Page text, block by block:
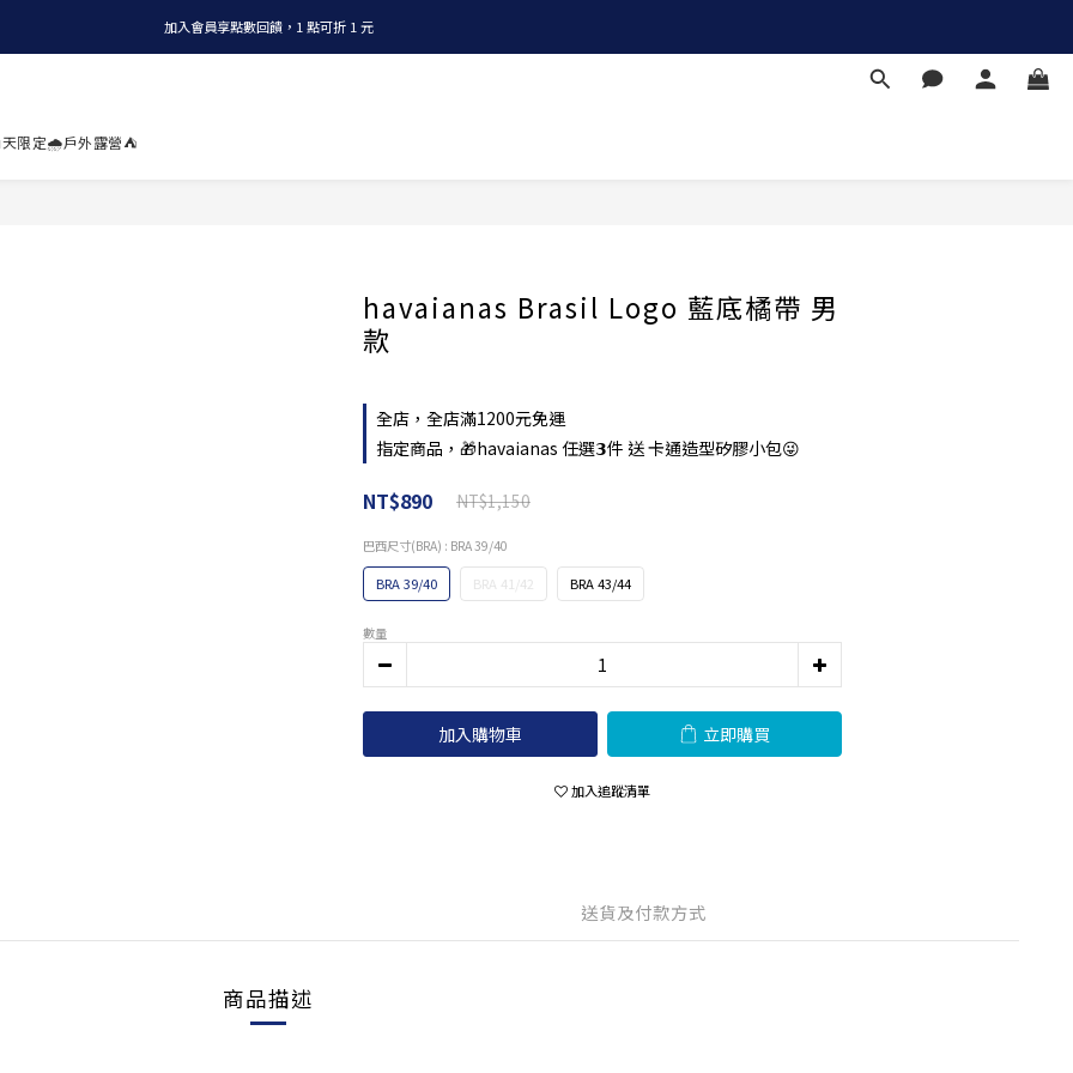
全店消費滿 NT$1200，即享免運
加入會員享點數回饋，1 點可折 1 元
天限定🌧️戶外露營⛺
havaianas Brasil Logo 藍底橘帶 男
款
全店，全店滿1200元免運
指定商品，🎁havaianas 任選𝟯件 送 卡通造型矽膠小包😜
NT$890 NT$1,150
巴西尺寸(BRA) : BRA 39/40
BRA 39/40 BRA 41/42 BRA 43/44
數量
加入購物車 立即購買
加入追蹤清單
送貨及付款方式
商品描述